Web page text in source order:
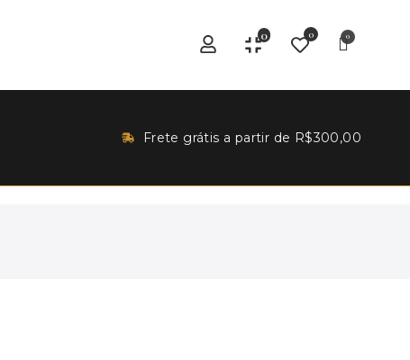
0 0
Frete grátis a partir de R$300,00